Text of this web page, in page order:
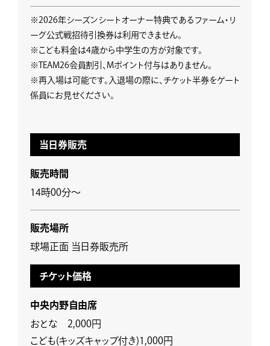
※2026年シーズンシートオーナー特典であるファーム・リ
ーグ公式戦招待引換券は利用できません。
※こども料金は4歳から中学生の方が対象です。
※TEAM26会員割引、Mポイント付与はありません。
※再入場は可能です。入退場の際に、チケット半券をゲート
係員にお見せください。
当日券販売
販売時間
14時00分～
販売場所
球場正面 当日券販売所
チケット価格
中央内野自由席
おとな 2,000円
こども(キッズキャップ付き)1,000円